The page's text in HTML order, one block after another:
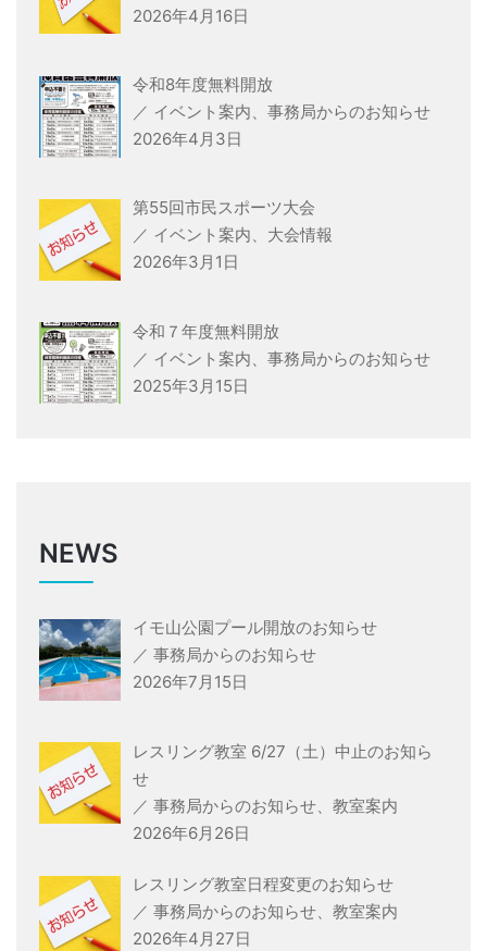
2026年4月16日
令和8年度無料開放
／ イベント案内、事務局からのお知らせ
2026年4月3日
第55回市民スポーツ大会
／ イベント案内、大会情報
2026年3月1日
令和７年度無料開放
／ イベント案内、事務局からのお知らせ
2025年3月15日
NEWS
イモ山公園プール開放のお知らせ
／事務局からのお知らせ
2026年7月15日
レスリング教室 6/27（土）中止のお知ら
せ
／事務局からのお知らせ 、教室案内
2026年6月26日
レスリング教室日程変更のお知らせ
／事務局からのお知らせ、教室案内
2026年4月27日